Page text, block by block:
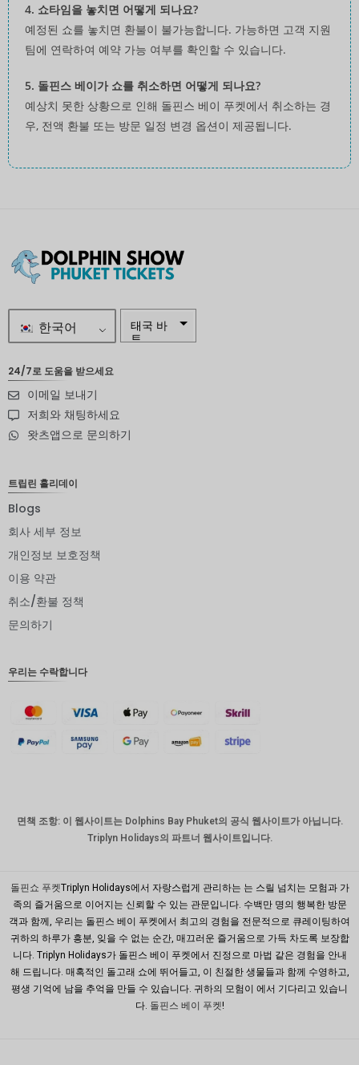
4. 쇼타임을 놓치면 어떻게 되나요?
예정된 쇼를 놓치면 환불이 불가능합니다. 가능하면 고객 지원
팀에 연락하여 예약 가능 여부를 확인할 수 있습니다.
5. 돌핀스 베이가 쇼를 취소하면 어떻게 되나요?
예상치 못한 상황으로 인해 돌핀스 베이 푸켓에서 취소하는 경
우, 전액 환불 또는 방문 일정 변경 옵션이 제공됩니다.
한국어
태국 바
트
프랑
호주 달
러
설날
타이완
말레이시
아 루피
페소
(PHP)
24/7로 도움을 받으세요
이메일 보내기
저희와 채팅하세요
왓츠앱으로 문의하기
트립린 홀리데이
Blogs
회사 세부 정보
개인정보 보호정책
이용 약관
취소/환불 정책
문의하기
우리는 수락합니다
면책 조항: 이 웹사이트는 Dolphins Bay Phuket의 공식 웹사이트가 아닙니다.
Triplyn Holidays의 파트너 웹사이트입니다.
돌핀쇼 푸켓Triplyn Holidays에서 자랑스럽게 관리하는 는 스릴 넘치는 모험과 가
족의 즐거움으로 이어지는 신뢰할 수 있는 관문입니다. 수백만 명의 행복한 방문
객과 함께, 우리는 돌핀스 베이 푸켓에서 최고의 경험을 전문적으로 큐레이팅하여
귀하의 하루가 흥분, 잊을 수 없는 순간, 매끄러운 즐거움으로 가득 차도록 보장합
니다. Triplyn Holidays가 돌핀스 베이 푸켓에서 진정으로 마법 같은 경험을 안내
해 드립니다. 매혹적인 돌고래 쇼에 뛰어들고, 이 친절한 생물들과 함께 수영하고,
평생 기억에 남을 추억을 만들 수 있습니다. 귀하의 모험이 에서 기다리고 있습니
다. 돌핀스 베이 푸켓!